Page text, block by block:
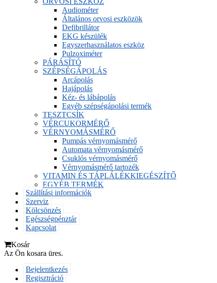
Audiométer
Általános orvosi eszközök
Defibrillátor
EKG készülék
Egyszerhasználatos eszköz
Pulzoximéter
PÁRÁSÍTÓ
SZÉPSÉGÁPOLÁS
Arcápolás
Hajápolás
Kéz- és lábápolás
Egyéb szépségápolási termék
TESZTCSÍK
VÉRCUKORMÉRŐ
VÉRNYOMÁSMÉRŐ
Pumpás vérnyomásmérő
Automata vérnyomásmérő
Csuklós vérnyomásmérő
Vérnyomásmérő tartozék
VITAMIN ÉS TÁPLÁLÉKKIEGÉSZÍTŐ
EGYÉB TERMÉK
Szállítási információk
Szerviz
Kölcsönzés
Egészségpénztár
Kapcsolat
Kosár
Az Ön kosara üres.
Bejelentkezés
Regisztráció